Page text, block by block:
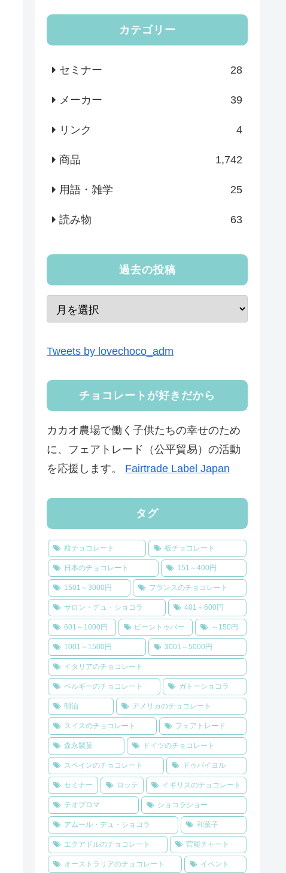
カテゴリー
セミナー 28
メーカー 39
リンク 4
商品 1,742
用語・雑学 25
読み物 63
過去の投稿
Tweets by lovechoco_adm
チョコレートが好きだから
カカオ農場で働く子供たちの幸せのため
に、フェアトレード（公平貿易）の活動
を応援します。 Fairtrade Label Japan
タグ
粒チョコレート 板チョコレート
日本のチョコレート 151～400円
1501～3000円 フランスのチョコレート
サロン・デュ・ショコラ 401～600円
601～1000円 ビーントゥバー ～150円
1001～1500円 3001～5000円
イタリアのチョコレート
ベルギーのチョコレート ガトーショコラ
明治 アメリカのチョコレート
スイスのチョコレート フェアトレード
森永製菓 ドイツのチョコレート
スペインのチョコレート ドゥバイヨル
セミナー ロッテ イギリスのチョコレート
テオブロマ ショコラショー
アムール・デュ・ショコラ 和菓子
エクアドルのチョコレート 官能チャート
オーストラリアのチョコレート イベント